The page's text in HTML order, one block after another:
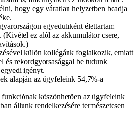
hogy egy váratlan helyzetben beadja
egyedüliként élettartam
(Kivétel ez alól az akkumulátor csere,
külön kollégánk foglalkozik, emiatt
és rekordgyorsasággal be tudunk
igényt.
alapján az ügyfeleink 54,7%-a
köszönhetően az ügyfeleink
állunk rendelkezésére természetesen